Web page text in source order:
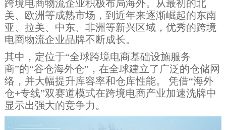
跨境电商物流企业积极布局海外。从最初的北
美、欧洲等成熟市场，到近年来逐渐崛起的东南
亚、拉美、中东、非洲等新兴区域，优秀的跨境
电商物流企业品牌不断成长。
其中，定位于“全球跨境电商基础设施服务
商”的“谷仓海外仓”，在全球建立了广泛的仓储网
络，并大幅提升库容率和仓库性能。 凭借“海外
仓+专线”双赛道模式在跨境电商产业加速洗牌中
显示出强大的竞争力‌。